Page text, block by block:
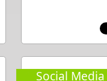
Social Media